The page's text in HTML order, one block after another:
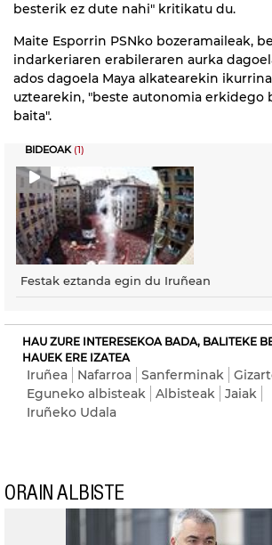
besterik ez dute nahi" kritikatu du.
Maite Esporrin PSNko bozeramaileak,
indarkeriaren erabileraren aurka
ados dagoela Maya alkatearekin
uztearekin, "beste autonomia erkidego
baita".
BIDEOAK(1)
Festak eztanda egin du Iruñean
HAU ZURE INTERESEKOA BADA, BALITEKE
HAUEK ERE IZATEA
Iruñea Nafarroa Sanferminak
Eguneko albisteak
Albisteak
Jaiak
Iruñeko Udala
ORAIN ALBISTE